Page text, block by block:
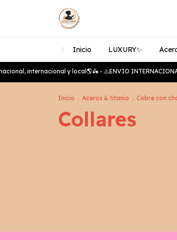
Inicio LUXURY✨️
internacional y local🌎🛵 - ⚠️ENVIO INTERNACIONAL
Inicio . Aceros & titanio . Cobre con
Collares